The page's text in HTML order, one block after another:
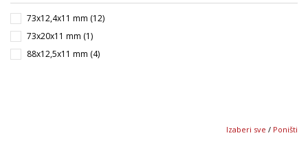
73x12,4x11 mm (12)
73x20x11 mm (1)
88x12,5x11 mm (4)
Izaberi sve / Poništi